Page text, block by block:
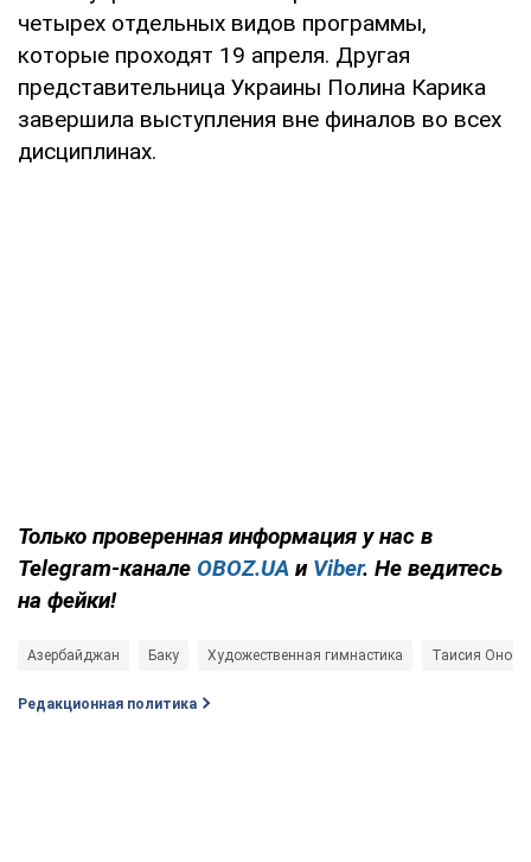
четырех отдельных видов программы,
которые проходят 19 апреля. Другая
представительница Украины Полина Карика
завершила выступления вне финалов во всех
дисциплинах.
Только проверенная информация у нас в
Telegram-канале OBOZ.UA и Viber. Не ведитесь
на фейки!
Азербайджан Баку Художественная гимнастика Таисия
Редакционная политика